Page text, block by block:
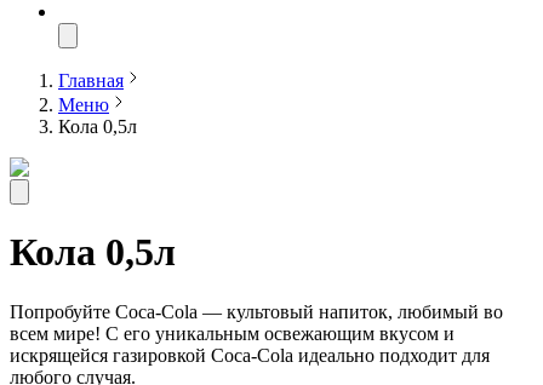
Главная
Меню
Кола 0,5л
Кола 0,5л
Попробуйте Coca-Cola — культовый напиток, любимый во
всем мире! С его уникальным освежающим вкусом и
искрящейся газировкой Coca-Cola идеально подходит для
любого случая.